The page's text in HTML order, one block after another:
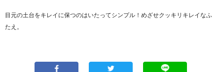
目元の土台をキレイに保つのはいたってシンプル！めざせクッキリキレイなふ
たえ。